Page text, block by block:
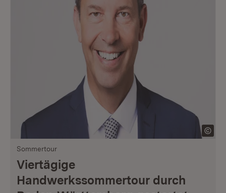
Sommertour
Viertägige
Handwerkssommertour durch